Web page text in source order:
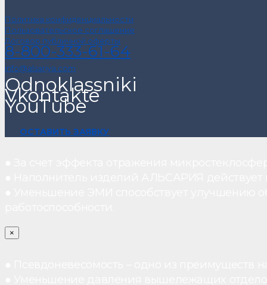
Политика конфиденциальности
Пользовательское соглашение
Договор публичной оферты
8-800-333-61-64
info@alsariya.com
Odnoklassniki
Vkontakte
YouTube
ОСТАВИТЬ ЗАЯВКУ
×